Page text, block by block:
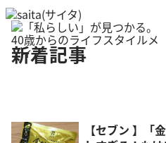
新着記事
【セブン 】「